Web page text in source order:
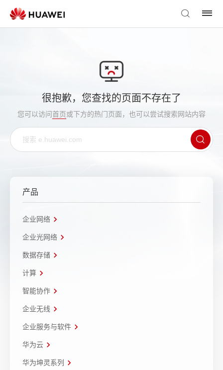
很抱歉，您查找的页面不存在了
您可以访问首页或下方的热门页面，也可以尝试搜索网站内容
产品
企业网络
企业光网络
数据存储
计算
智能协作
企业无线
企业服务与软件
华为云
华为坤灵系列